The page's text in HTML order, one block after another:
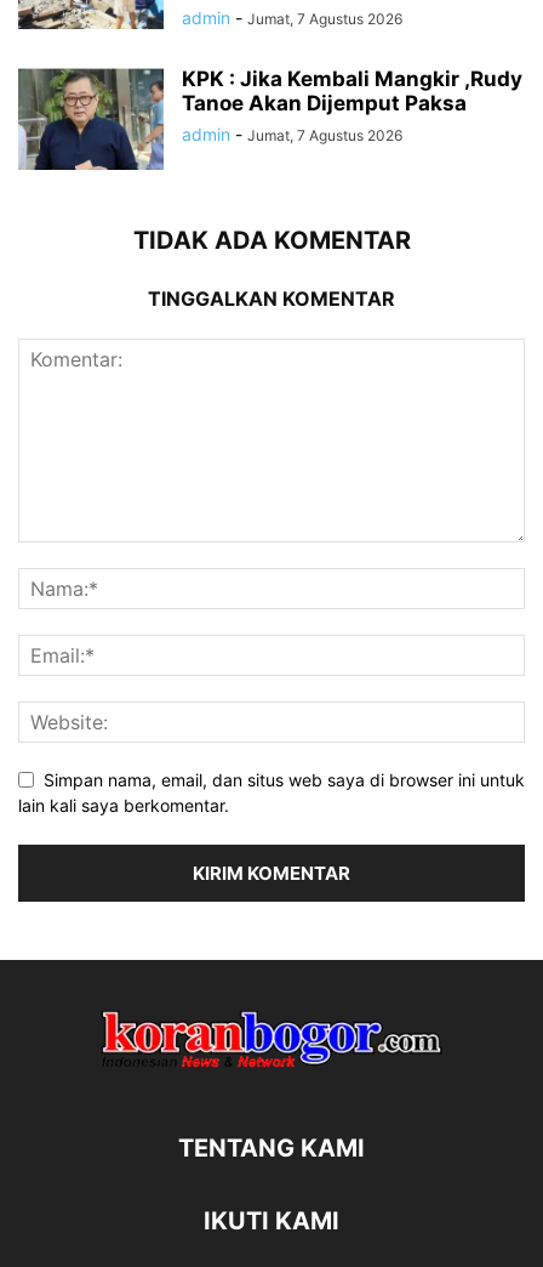
admin - Jumat, 7 Agustus 2026
KPK : Jika Kembali Mangkir ,Rudy
Tanoe Akan Dijemput Paksa
admin - Jumat, 7 Agustus 2026
TIDAK ADA KOMENTAR
TINGGALKAN KOMENTAR
Simpan nama, email, dan situs web saya di browser ini untuk
lain kali saya berkomentar.
TENTANG KAMI
IKUTI KAMI